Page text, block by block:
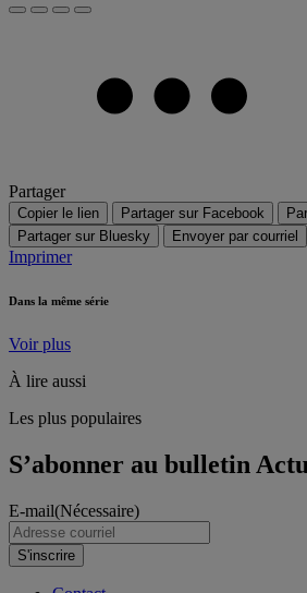
Partager
Copier le lien Partager sur Facebook
Partager sur Bluesky
Envoyer par courriel
Imprimer
Dans la même série
Voir plus
À lire aussi
Les plus populaires
S’abonner au bulletin
E-mail(Nécessaire)
S'inscrire